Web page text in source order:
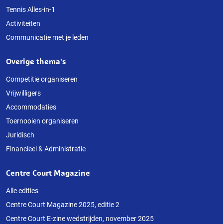
Tennis Alles-in-1
Activiteiten
Communicatie met je leden
Overige thema's
Competitie organiseren
Vrijwilligers
Accommodaties
Toernooien organiseren
Juridisch
Financieel & Administratie
Centre Court Magazine
Alle edities
Centre Court Magazine 2025, editie 2
Centre Court E-zine wedstrijden, november 2025